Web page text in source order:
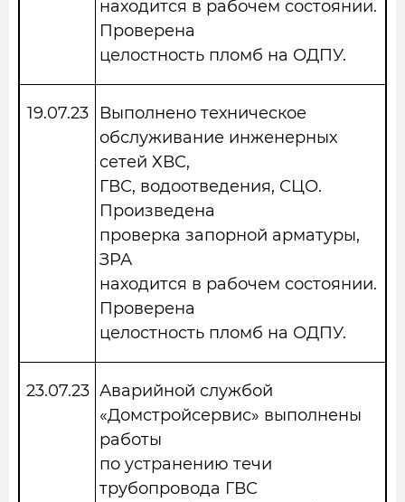
находится в рабочем состоянии.
Проверена
целостность пломб на ОДПУ.
19.07.23
Выполнено техническое
обслуживание инженерных
сетей ХВС,
ГВС, водоотведения, СЦО.
Произведена
проверка запорной арматуры,
ЗРА
находится в рабочем состоянии.
Проверена
целостность пломб на ОДПУ.
23.07.23 Аварийной службой
«Домстройсервис» выполнены
работы
по устранению течи
трубопровода ГВС